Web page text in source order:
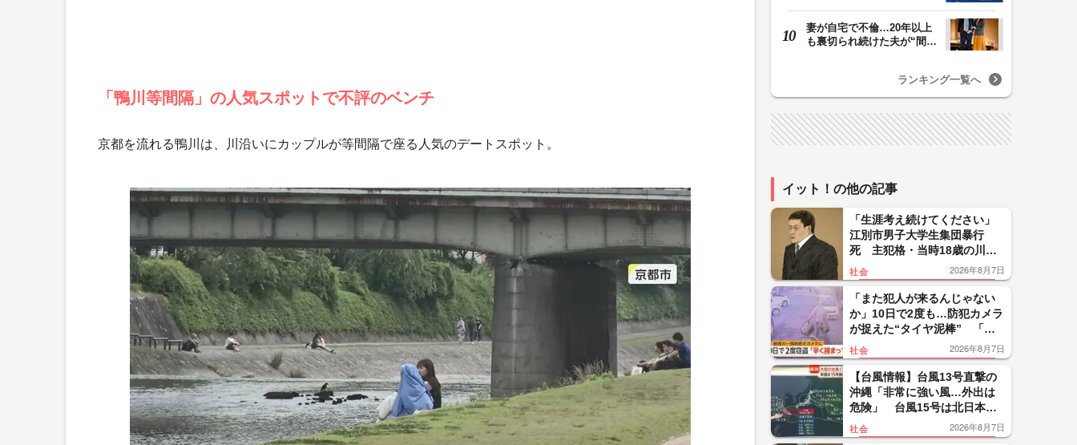
「鴨川等間隔」の人気スポットで不評のベンチ
京都を流れる鴨川は、川沿いにカップルが等間隔で座る人気のデートスポット。
妻が自宅で不倫…20年以上
も裏切られ続けた夫が“間
ランキング一覧へ
イット！の他の記事
「生涯考え続けてください」
江別市男子大学生集団暴行
死 主犯格・当時18歳の川口
侑斗被告に無期懲役の判決
「理不尽以外の何ものでもな
い」
社会 2026年8月7日
「また犯人が来るんじゃない
か」10日で2度も…防犯カメラ
が捉えた“タイヤ泥棒” 「レ
クサス純正アルミタイヤ」も
被害 「早く捕まって」
社会 2026年8月7日
【台風情報】台風13号直撃の
沖縄「非常に強い風…外出は
危険」 台風15号は北日本の
太平洋側上陸なら「非常に珍
しい」大雨に警戒
社会 2026年8月7日